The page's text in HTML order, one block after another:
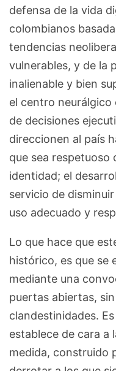
defensa de la vida
colombianos
tendencias
vulnerables, y de la
inalienable y bien
el centro neurálgico
de decisiones
direccionen al país
que sea respetuoso
identidad; el
servicio de
uso adecuado y
Lo que hace que
histórico, es que se
mediante una
puertas abiertas,
clandestinidades.
establece de cara a
medida, construido